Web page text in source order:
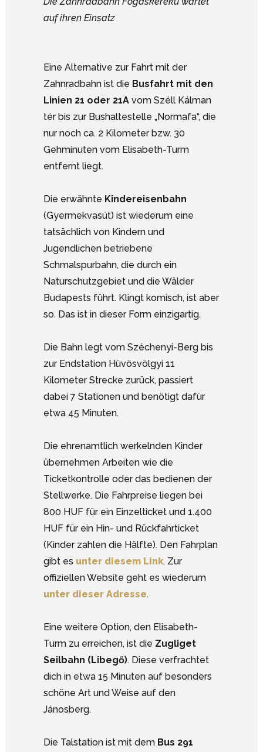
auf ihren Einsatz
Eine Alternative zur Fahrt mit der
Zahnradbahn ist die Busfahrt mit den
Linien 21 oder 21A vom Széll Kálman
tér bis zur Bushaltestelle „Normafa“, die
nur noch ca. 2 Kilometer bzw. 30
Gehminuten vom Elisabeth-Turm
entfernt liegt.
Die erwähnte Kindereisenbahn
(Gyermekvasút) ist wiederum eine
tatsächlich von Kindern und
Jugendlichen betriebene
Schmalspurbahn, die durch ein
Naturschutzgebiet und die Wälder
Budapests führt. Klingt komisch, ist aber
so. Das ist in dieser Form einzigartig.
Die Bahn legt vom Széchenyi-Berg bis
zur Endstation Hüvösvölgyi 11
Kilometer Strecke zurück, passiert
dabei 7 Stationen und benötigt dafür
etwa 45 Minuten.
Die ehrenamtlich werkelnden Kinder
übernehmen Arbeiten wie die
Ticketkontrolle oder das bedienen der
Stellwerke. Die Fahrpreise liegen bei
800 HUF für ein Einzelticket und 1.400
HUF für ein Hin- und Rückfahrticket
(Kinder zahlen die Hälfte). Den Fahrplan
gibt es unter diesem Link. Zur
offiziellen Website geht es wiederum
unter dieser Adresse.
Eine weitere Option, den Elisabeth-
Turm zu erreichen, ist die Zugliget
Seilbahn (Libegő). Diese verfrachtet
dich in etwa 15 Minuten auf besonders
schöne Art und Weise auf den
Jánosberg.
Die Talstation ist mit dem Bus 291